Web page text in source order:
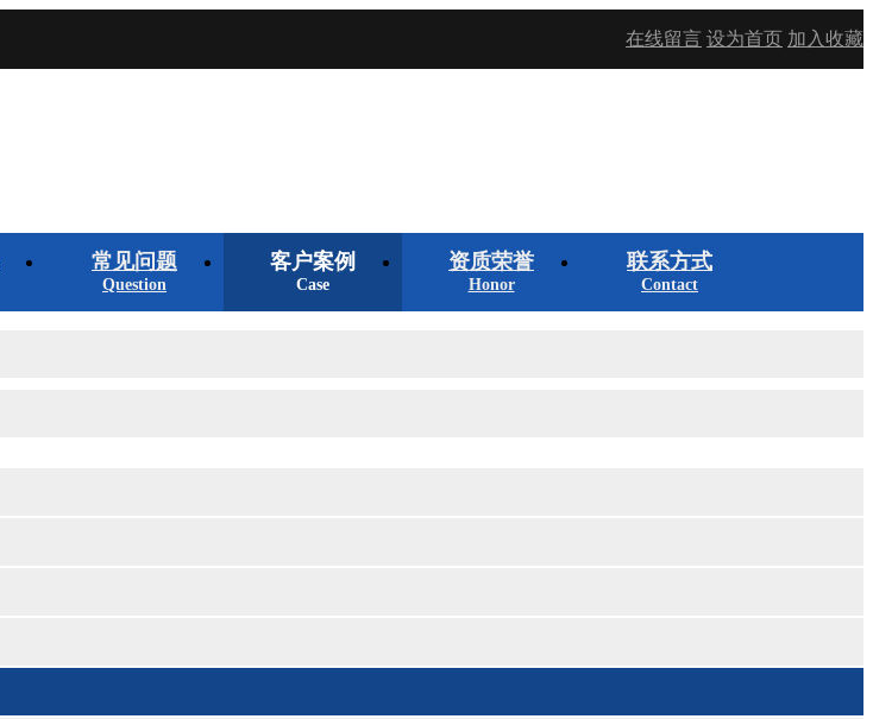
在线留言 设为首页 加入收藏
常见问题
Question
客户案例
Case
资质荣誉
Honor
联系方式
Contact